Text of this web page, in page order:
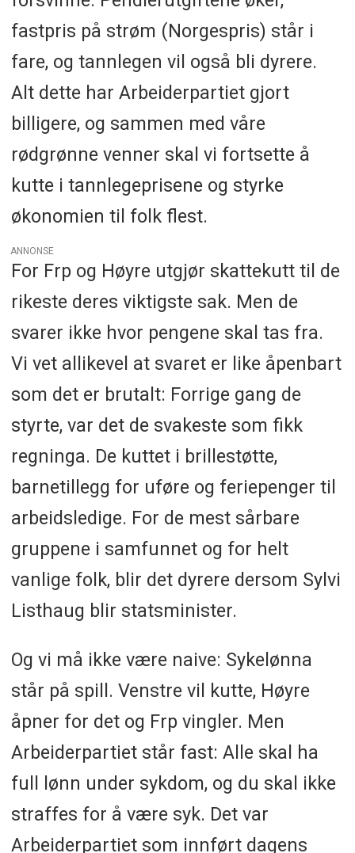
fastpris på strøm (Norgespris) står i
fare, og tannlegen vil også bli dyrere.
Alt dette har Arbeiderpartiet gjort
billigere, og sammen med våre
rødgrønne venner skal vi fortsette å
kutte i tannlegeprisene og styrke
økonomien til folk flest.
ANNONSE
For Frp og Høyre utgjør skattekutt til de
rikeste deres viktigste sak. Men de
svarer ikke hvor pengene skal tas fra.
Vi vet allikevel at svaret er like åpenbart
som det er brutalt: Forrige gang de
styrte, var det de svakeste som fikk
regninga. De kuttet i brillestøtte,
barnetillegg for uføre og feriepenger til
arbeidsledige. For de mest sårbare
gruppene i samfunnet og for helt
vanlige folk, blir det dyrere dersom Sylvi
Listhaug blir statsminister.
Og vi må ikke være naive: Sykelønna
står på spill. Venstre vil kutte, Høyre
åpner for det og Frp vingler. Men
Arbeiderpartiet står fast: Alle skal ha
full lønn under sykdom, og du skal ikke
straffes for å være syk. Det var
Arbeiderpartiet som innført dagens